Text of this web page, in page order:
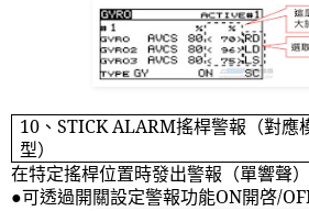
10 、STICK ALARM搖桿警報（對應
型）
在特定搖桿位置時發出警報（單響聲
●可透過開關設定警報功能ON開啓/